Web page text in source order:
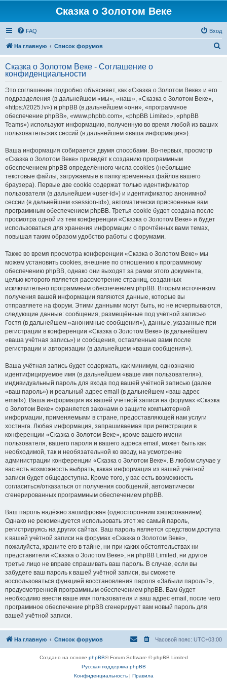
Сказка о Золотом Веке
FAQ Вход
На главную Список форумов
с
Сказка о Золотом Веке - Соглашение о
конфиденциальности
Это соглашение подробно объясняет, как «Сказка о Золотом Веке» и его
подразделения (в дальнейшем «мы», «наш», «Сказка о Золотом Веке»,
«https://2025.lv») и phpBB (в дальнейшем «они», «программное
обеспечение phpBB», «www.phpbb.com», «phpBB Limited», «phpBB
Teams») используют информацию, полученную во время любой из ваших
пользовательских сессий (в дальнейшем «ваша информация»).
Ваша информация собирается двумя способами. Во-первых, просмотр
«Сказка о Золотом Веке» приведёт к созданию программным
обеспечением phpBB определённого числа cookies (небольшие
текстовые файлы, загружаемые в папку временных файлов вашего
браузера). Первые две cookie содержат только идентификатор
пользователя (в дальнейшем «user-id») и идентификатор анонимной
сессии (в дальнейшем «session-id»), автоматически присвоенные вам
программным обеспечением phpBB. Третья cookie будет создана после
просмотра одной из тем конференции «Сказка о Золотом Веке» и будет
использоваться для хранения информации о прочтённых вами темах,
повышая таким образом удобство работы с форумами.
Также во время просмотра конференции «Сказка о Золотом Веке» мы
можем установить cookies, внешние по отношению к программному
обеспечению phpBB, однако они выходят за рамки этого документа,
целью которого является рассмотрение страниц, созданных
исключительно программным обеспечением phpBB. Вторым источником
получения вашей информации являются данные, которые вы
отправляете на форум. Этими данными могут быть, но не исчерпываются,
следующие данные: сообщения, размещённые под учётной записью
Гостя (в дальнейшем «анонимные сообщения»), данные, указанные при
регистрации в конференции «Сказка о Золотом Веке» (в дальнейшем
«ваша учётная запись») и сообщения, оставленные вами после
регистрации и авторизации (в дальнейшем «ваши сообщения»).
Ваша учётная запись будет содержать, как минимум, однозначно
идентифицируемое имя (в дальнейшем «ваше имя пользователя»),
индивидуальный пароль для входа под вашей учётной записью (далее
«ваш пароль») и реальный адрес email (в дальнейшем «ваш адрес
email»). Ваша информация из вашей учётной записи на форумах «Сказка
о Золотом Веке» охраняется законами о защите компьютерной
информации, применяемыми в стране, предоставляющей нам услуги
хостинга. Любая информация, запрашиваемая при регистрации в
конференции «Сказка о Золотом Веке», кроме вашего имени
пользователя, вашего пароля и вашего адреса email, может быть как
необходимой, так и необязательной ко вводу, на усмотрение
администрации конференции «Сказка о Золотом Веке». В любом случае у
вас есть возможность выбрать, какая информация из вашей учётной
записи будет общедоступна. Кроме того, у вас есть возможность
согласиться/отказаться от получения сообщений, автоматически
сгенерированных программным обеспечением phpBB.
Ваш пароль надёжно зашифрован (односторонним хэшированием).
Однако не рекомендуется использовать этот же самый пароль,
регистрируясь на других сайтах. Ваш пароль является средством доступа
к вашей учётной записи на форумах «Сказка о Золотом Веке»,
пожалуйста, храните его в тайне, ни при каких обстоятельствах ни
представители «Сказка о Золотом Веке», ни phpBB Limited, ни другое
третье лицо не вправе спрашивать ваш пароль. В случае, если вы
забудете ваш пароль к вашей учётной записи, вы сможете
воспользоваться функцией восстановления пароля «Забыли пароль?»,
предусмотренной программным обеспечением phpBB. Вам будет
необходимо ввести ваше имя пользователя и ваш адрес email, после чего
программное обеспечение phpBB сгенерирует вам новый пароль для
вашей учётной записи.
На главную Список форумов Часовой пояс: UTC+03:00
Создано на основе phpBB® Forum Software © phpBB Limited
Русская поддержка phpBB
Конфиденциальность| Правила